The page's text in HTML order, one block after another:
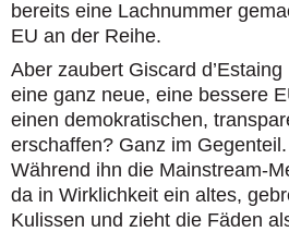
bereits eine Lachnummer
EU an der Reihe.
Aber zaubert Giscard
eine ganz neue, eine bessere
einen demokratischen,
erschaffen? Ganz im
Während ihn die Mainstream-
da in Wirklichkeit ein altes,
Kulissen und zieht die Fäden